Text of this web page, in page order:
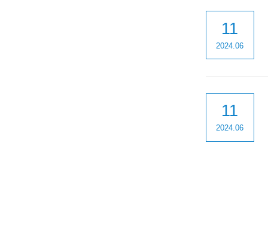
11
2024.06
11
2024.06